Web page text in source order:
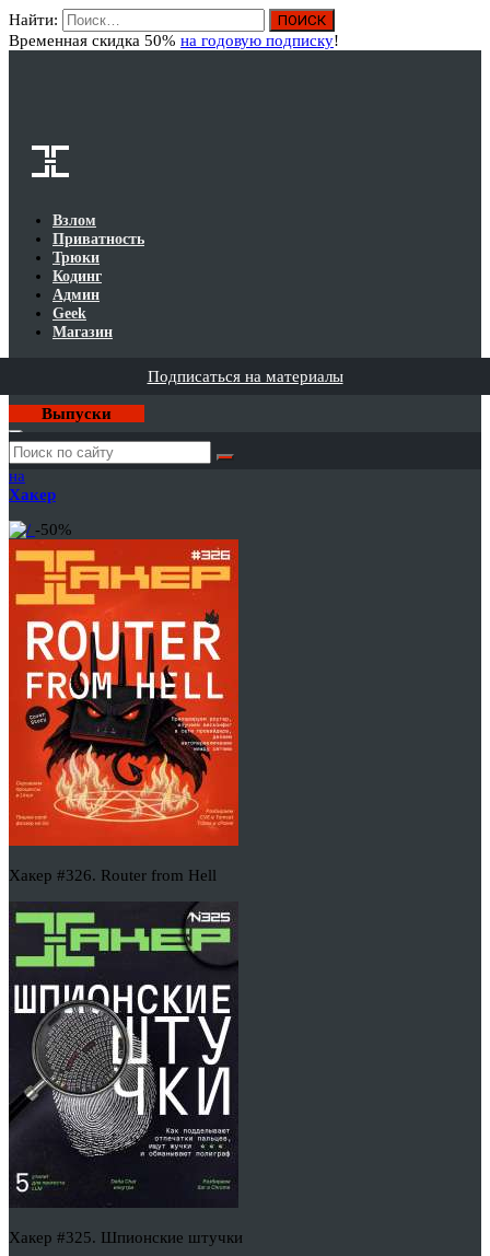
Найти:
Временная скидка 50% на годовую подписку!
Взлом
Приватность
Трюки
Кодинг
Админ
Geek
Магазин
Подписаться на материалы
Выпуски
Годовая
подписка
на
Хакер
-50%
Хакер #326. Router from Hell
Хакер #325. Шпионские штучки